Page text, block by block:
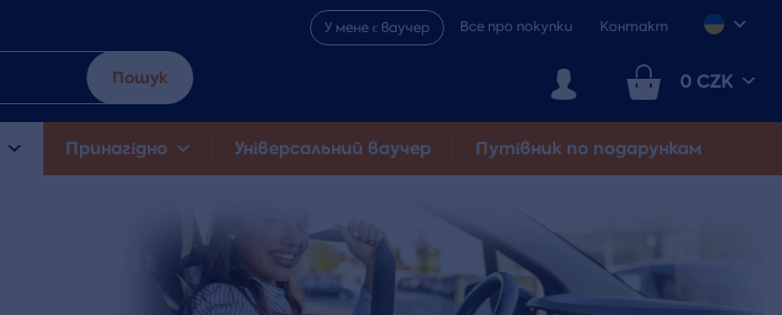
У мене є ваучер Все про покупки Контакт
Пошук 0 CZK
Принагідно Універсальний ваучер Путівник по подарункам